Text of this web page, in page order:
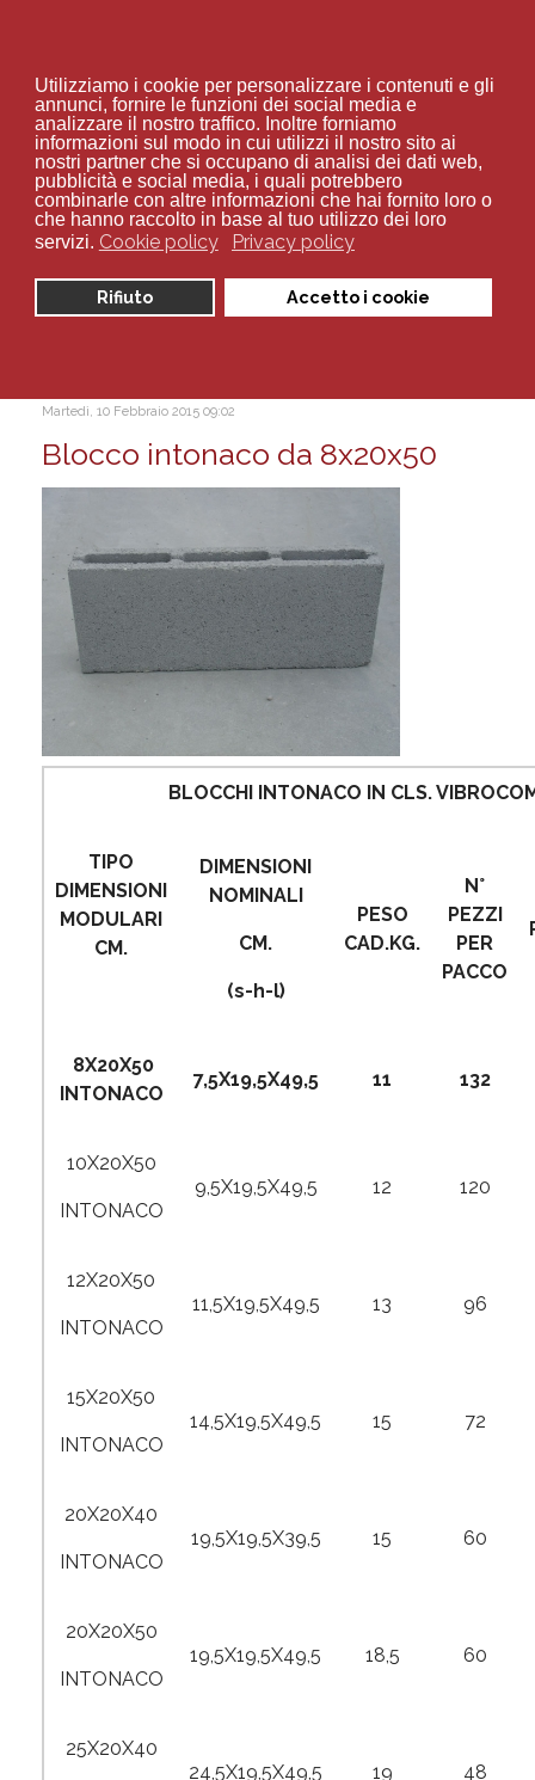
Utilizziamo i cookie per personalizzare i contenuti e gli
annunci, fornire le funzioni dei social media e
analizzare il nostro traffico. Inoltre forniamo
informazioni sul modo in cui utilizzi il nostro sito ai
nostri partner che si occupano di analisi dei dati web,
pubblicità e social media, i quali potrebbero
combinarle con altre informazioni che hai fornito loro o
che hanno raccolto in base al tuo utilizzo dei loro
servizi. Cookie policy Privacy policy
Rifiuto Accetto i cookie
Sei qui:Home Catalogo
Fognatura
vendita
Visualizza articoli per tag:
Martedì, 10 Febbraio 2015 09:02
Blocco intonaco da 8x20x50
BLOCCHI INTONACO IN CLS.
TIPO
DIMENSIONI
MODULARI
CM.
DIMENSIONI
NOMINALI
CM.
(s-h-l)
PESO
CAD.KG.
N°
PEZZI
PER
PACCO
8X20X50
INTONACO
7,5X19,5X49,5 11 132
10X20X50
INTONACO
9,5X19,5X49,5 12 120
12X20X50
INTONACO
11,5X19,5X49,5 13 96
15X20X50
INTONACO
14,5X19,5X49,5 15 72
20X20X40
INTONACO
19,5X19,5X39,5 15 60
20X20X50
INTONACO
19,5X19,5X49,5 18,5 60
25X20X40
24,5X19,5X49,5 19 48